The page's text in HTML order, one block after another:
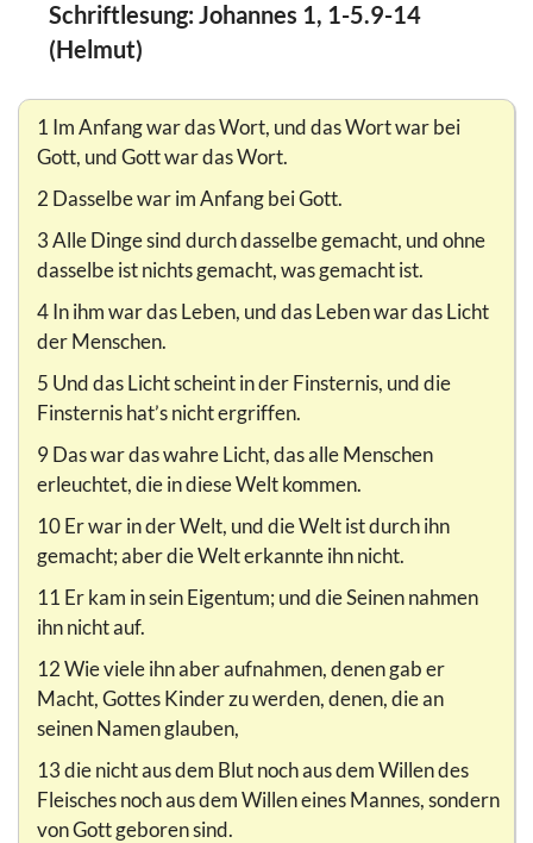
Schriftlesung: Johannes 1, 1-5.9-14
(Helmut)
1 Im Anfang war das Wort, und das Wort war bei
Gott, und Gott war das Wort.
2 Dasselbe war im Anfang bei Gott.
3 Alle Dinge sind durch dasselbe gemacht, und ohne
dasselbe ist nichts gemacht, was gemacht ist.
4 In ihm war das Leben, und das Leben war das Licht
der Menschen.
5 Und das Licht scheint in der Finsternis, und die
Finsternis hat’s nicht ergriffen.
9 Das war das wahre Licht, das alle Menschen
erleuchtet, die in diese Welt kommen.
10 Er war in der Welt, und die Welt ist durch ihn
gemacht; aber die Welt erkannte ihn nicht.
11 Er kam in sein Eigentum; und die Seinen nahmen
ihn nicht auf.
12 Wie viele ihn aber aufnahmen, denen gab er
Macht, Gottes Kinder zu werden, denen, die an
seinen Namen glauben,
13 die nicht aus dem Blut noch aus dem Willen des
Fleisches noch aus dem Willen eines Mannes, sondern
von Gott geboren sind.